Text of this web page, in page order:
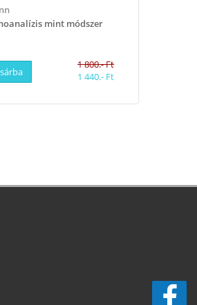
mint módszer
1 800.- Ft
1 440.- Ft